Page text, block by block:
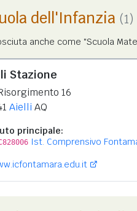
dell'Infanzia (1)
anche come "Scuola
Stazione
16
Aielli AQ
principale:
Ist. Comprensivo